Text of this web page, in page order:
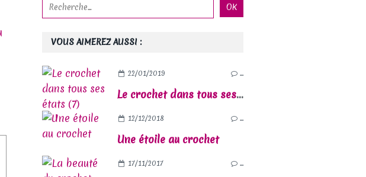
VOUS AIMEREZ AUSSI :
22/01/2019 …
Le crochet dans tous ses états (7)
12/12/2018 …
Une étoile au crochet
17/11/2017 …